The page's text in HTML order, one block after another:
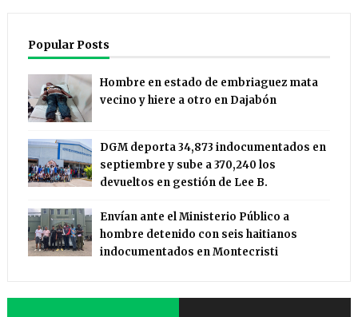
Popular Posts
Hombre en estado de embriaguez mata
vecino y hiere a otro en Dajabón
DGM deporta 34,873 indocumentados en
septiembre y sube a 370,240 los
devueltos en gestión de Lee B.
Envían ante el Ministerio Público a
hombre detenido con seis haitianos
indocumentados en Montecristi